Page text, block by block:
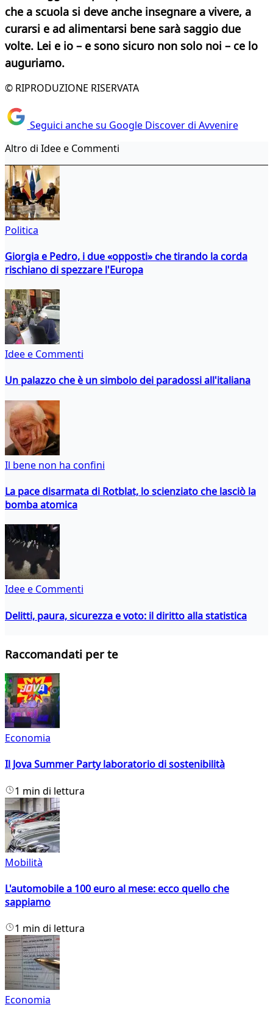
che a scuola si deve anche insegnare a vivere, a
curarsi e ad alimentarsi bene sarà saggio due
volte. Lei e io – e sono sicuro non solo noi – ce lo
auguriamo.
© RIPRODUZIONE RISERVATA
Seguici anche su Google Discover di Avvenire
Altro di Idee e Commenti
Politica
Giorgia e Pedro, i due «opposti» che tirando la corda
rischiano di spezzare l'Europa
Idee e Commenti
Un palazzo che è un simbolo dei paradossi all'italiana
Il bene non ha confini
La pace disarmata di Rotblat, lo scienziato che lasciò la
bomba atomica
Idee e Commenti
Delitti, paura, sicurezza e voto: il diritto alla statistica
Raccomandati per te
Economia
Il Jova Summer Party laboratorio di sostenibilità
1 min di lettura
Mobilità
L'automobile a 100 euro al mese: ecco quello che
sappiamo
1 min di lettura
Economia